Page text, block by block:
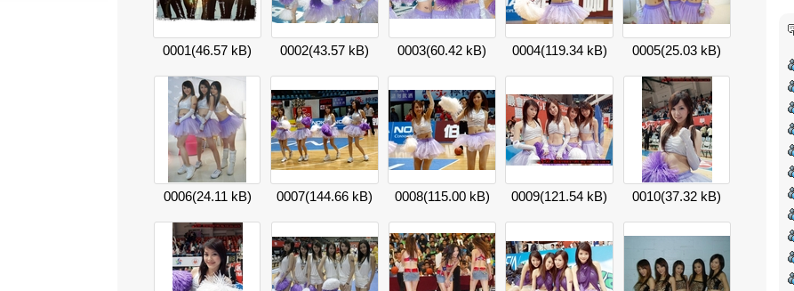
0001(46.57 kB) 0002(43.57 kB) 0003(60.42 kB) 0004(119.34 kB) 0005(25.03 kB)
0006(24.11 kB) 0007(144.66 kB) 0008(115.00 kB) 0009(121.54 kB) 0010(37.32 kB)